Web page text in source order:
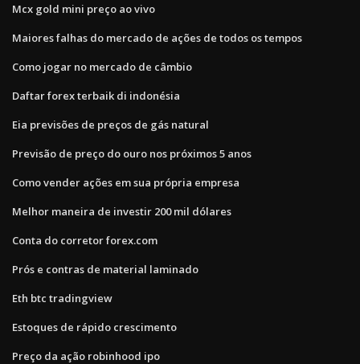
Mcx gold mini preço ao vivo
Maiores falhas do mercado de ações de todos os tempos
Como jogar no mercado de câmbio
Daftar forex terbaik di indonésia
Eia previsões de preços de gás natural
Previsão de preço do ouro nos próximos 5 anos
Como vender ações em sua própria empresa
Melhor maneira de investir 200 mil dólares
Conta do corretor forex.com
Prós e contras de material laminado
Eth btc tradingview
Estoques de rápido crescimento
Preço da ação robinhood ipo